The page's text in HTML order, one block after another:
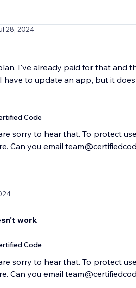
28, 2024
I've already paid for that and
to update an app, but it
Code
sorry to hear that. To protect
Can you email
work
Code
sorry to hear that. To protect
Can you email